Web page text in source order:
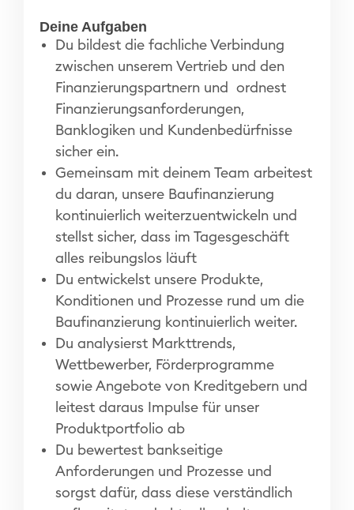
Deine Aufgaben
Du bildest die fachliche Verbindung
zwischen unserem Vertrieb und den
Finanzierungspartnern und ordnest
Finanzierungsanforderungen,
Banklogiken und Kundenbedürfnisse
sicher ein.
Gemeinsam mit deinem Team arbeitest
du daran, unsere Baufinanzierung
kontinuierlich weiterzuentwickeln und
stellst sicher, dass im Tagesgeschäft
alles reibungslos läuft
Du entwickelst unsere Produkte,
Konditionen und Prozesse rund um die
Baufinanzierung kontinuierlich weiter.
Du analysierst Markttrends,
Wettbewerber, Förderprogramme
sowie Angebote von Kreditgebern und
leitest daraus Impulse für unser
Produktportfolio ab
Du bewertest bankseitige
Anforderungen und Prozesse und
sorgst dafür, dass diese verständlich